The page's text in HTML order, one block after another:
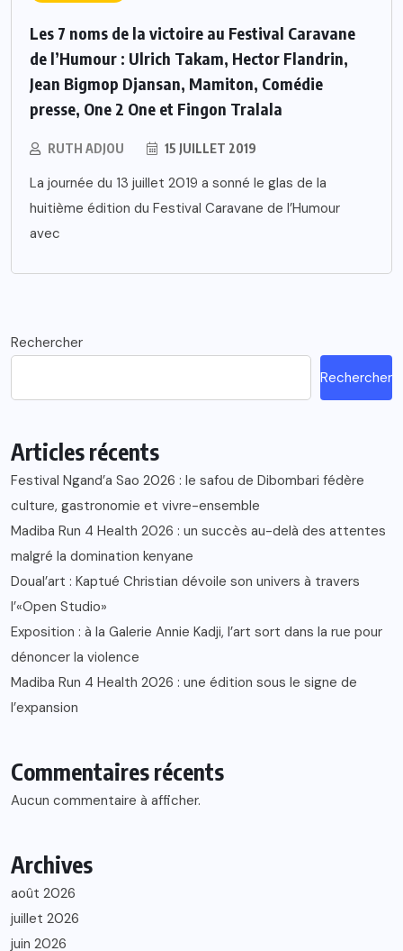
Les 7 noms de la victoire au Festival Caravane
de l’Humour : Ulrich Takam, Hector Flandrin,
Jean Bigmop Djansan, Mamiton, Comédie
presse, One 2 One et Fingon Tralala
RUTH ADJOU 15 JUILLET 2019
La journée du 13 juillet 2019 a sonné le glas de la
huitième édition du Festival Caravane de l’Humour
avec
Rechercher
Rechercher
Articles récents
Festival Ngand’a Sao 2026 : le safou de Dibombari fédère
culture, gastronomie et vivre-ensemble
Madiba Run 4 Health 2026 : un succès au-delà des attentes
malgré la domination kenyane
Doual’art : Kaptué Christian dévoile son univers à travers
l’«Open Studio»
Exposition : à la Galerie Annie Kadji, l’art sort dans la rue pour
dénoncer la violence
Madiba Run 4 Health 2026 : une édition sous le signe de
l’expansion
Commentaires récents
Aucun commentaire à afficher.
Archives
août 2026
juillet 2026
juin 2026